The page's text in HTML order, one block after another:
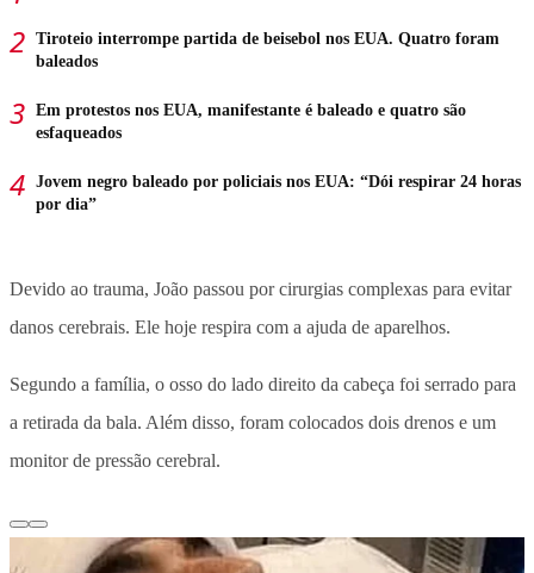
Tiroteio interrompe partida de beisebol nos EUA. Quatro foram
baleados
Em protestos nos EUA, manifestante é baleado e quatro são
esfaqueados
Jovem negro baleado por policiais nos EUA: “Dói respirar 24 horas
por dia”
Devido ao trauma, João passou por cirurgias complexas para evitar
danos cerebrais. Ele hoje respira com a ajuda de aparelhos.
Segundo a família, o osso do lado direito da cabeça foi serrado para
a retirada da bala. Além disso, foram colocados dois drenos e um
monitor de pressão cerebral.